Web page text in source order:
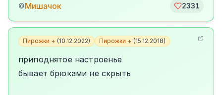
©Мишачок 2331
Пирожки + (10.12.2022) Пирожки + (15.12.2018)
приподнятое настроенье
бывает брюками не скрыть